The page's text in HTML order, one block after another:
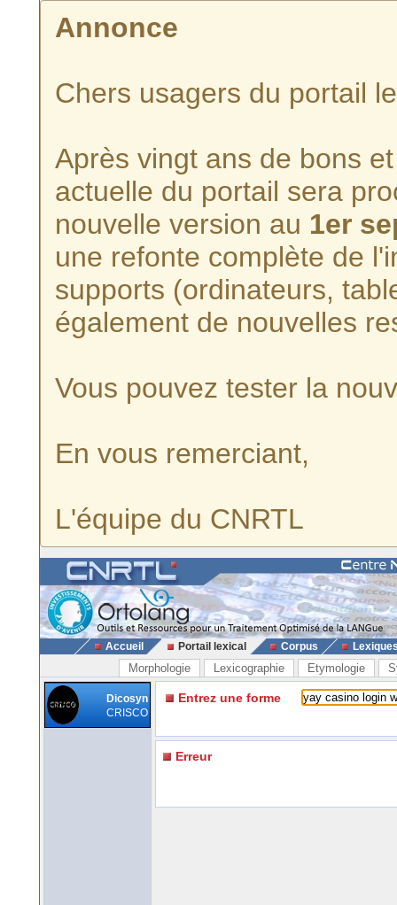
Annonce
Chers usagers du portail
Après vingt ans de bons
actuelle du portail sera
nouvelle version au 1er
une refonte complète de
supports (ordinateurs,
également de nouvelles
Vous pouvez tester la
En vous remerciant,
L'équipe du CNRTL
Accueil Portail lexical Corpus
Morphologie Lexicographie Etymologie
Dicosyn
CRISCO
Entrez une forme
Erreur